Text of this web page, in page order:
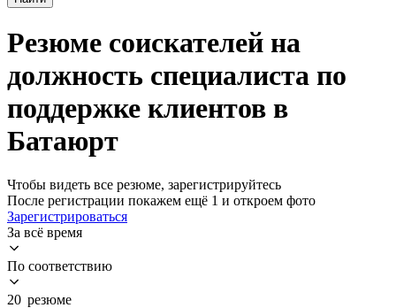
Резюме соискателей на
должность специалиста по
поддержке клиентов в
Батаюрт
Чтобы видеть все резюме, зарегистрируйтесь
После регистрации покажем ещё 1 и откроем фото
Зарегистрироваться
За всё время
По соответствию
20 резюме